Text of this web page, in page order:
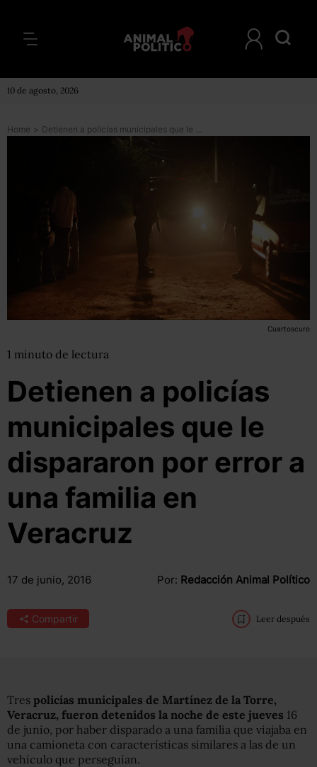
10 de agosto, 2026
Home > Detienen a policías municipales que le dispararon por error a una familia en Veracruz
Cuartoscuro
1 minuto de lectura
Detienen a policías
municipales que le
dispararon por error a
una familia en
Veracruz
17 de junio, 2016 Por: Redacción Animal Político
Compartir Leer después
Tres policías municipales de Martínez de la Torre,
Veracruz, fueron detenidos la noche de este jueves 16
de junio, por haber disparado a una familia que viajaba en
una camioneta con características similares a las de un
vehículo que perseguían.